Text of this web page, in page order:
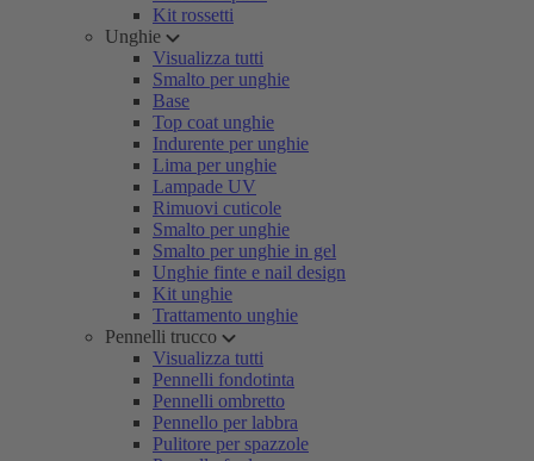
Kit rossetti
Unghie
Visualizza tutti
Smalto per unghie
Base
Top coat unghie
Indurente per unghie
Lima per unghie
Lampade UV
Rimuovi cuticole
Smalto per unghie
Smalto per unghie in gel
Unghie finte e nail design
Kit unghie
Trattamento unghie
Pennelli trucco
Visualizza tutti
Pennelli fondotinta
Pennelli ombretto
Pennello per labbra
Pulitore per spazzole